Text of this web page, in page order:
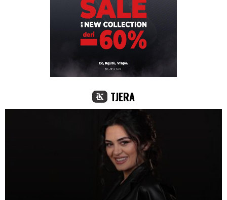
TJERA